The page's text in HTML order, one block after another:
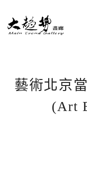
藝術北京
(Art